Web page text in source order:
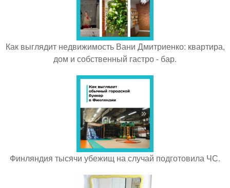
Как выглядит недвижимость Вани Дмитриенко: квартира,
дом и собственный гастро - бар.
Финляндия тысячи убежищ на случай подготовила ЧС.